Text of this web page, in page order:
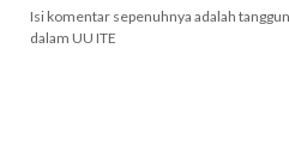
Isi komentar sepenuhnya adalah
dalam UU ITE